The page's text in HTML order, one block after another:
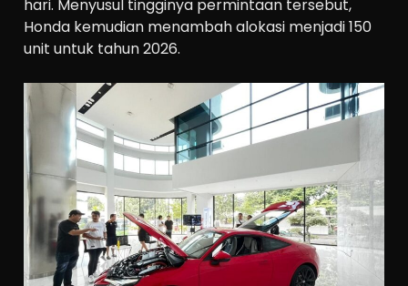
hari. Menyusul tingginya permintaan tersebut,
Honda kemudian menambah alokasi menjadi 150
unit untuk tahun 2026.